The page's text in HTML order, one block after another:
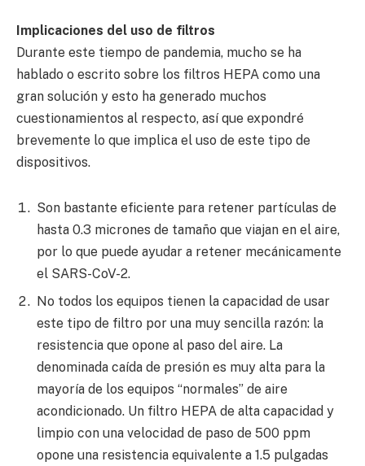
Implicaciones del uso de filtros
Durante este tiempo de pandemia, mucho se ha
hablado o escrito sobre los filtros HEPA como una
gran solución y esto ha generado muchos
cuestionamientos al respecto, así que expondré
brevemente lo que implica el uso de este tipo de
dispositivos.
Son bastante eficiente para retener partículas de
hasta 0.3 micrones de tamaño que viajan en el aire,
por lo que puede ayudar a retener mecánicamente
el SARS-CoV-2.
No todos los equipos tienen la capacidad de usar
este tipo de filtro por una muy sencilla razón: la
resistencia que opone al paso del aire. La
denominada caída de presión es muy alta para la
mayoría de los equipos “normales” de aire
acondicionado. Un filtro HEPA de alta capacidad y
limpio con una velocidad de paso de 500 ppm
opone una resistencia equivalente a 1.5 pulgadas